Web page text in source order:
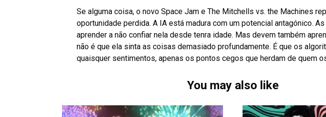
Se alguma coisa, o novo Space Jam e The Mitchells vs. the Machines
oportunidade perdida. A IA está madura com um potencial antagónico.
aprender a não confiar nela desde tenra idade. Mas devem também
não é que ela sinta as coisas demasiado profundamente. É que os
quaisquer sentimentos, apenas os pontos cegos que herdam de quem
You may also like